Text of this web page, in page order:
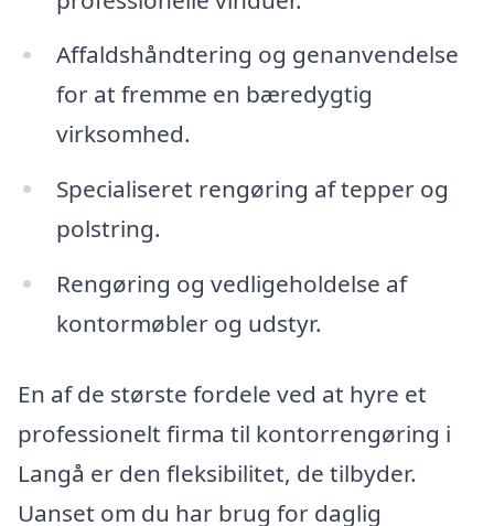
Affaldshåndtering og genanvendelse
for at fremme en bæredygtig
virksomhed.
Specialiseret rengøring af tepper og
polstring.
Rengøring og vedligeholdelse af
kontormøbler og udstyr.
En af de største fordele ved at hyre et
professionelt firma til kontorrengøring i
Langå er den fleksibilitet, de tilbyder.
Uanset om du har brug for daglig